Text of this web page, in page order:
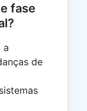
fase
a
de